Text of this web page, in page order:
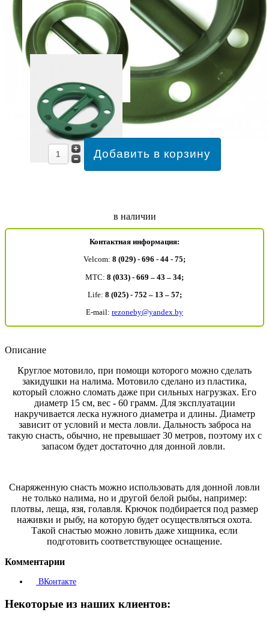
в наличии
Контактная информация:
Velcom: 8 (029) - 696 - 44 - 75;
MTC: 8 (033) - 669 – 43 – 34;
Life: 8 (025) - 752 – 13 – 57;
E-mail: rezoneby@yandex.by
Описание
Круглое мотовило, при помощи которого можно сделать
закидушки на налима. Мотовило сделано из пластика,
который сложно сломать даже при сильных нагрузках. Его
диаметр 15 см, вес - 60 грамм. Для эксплуатации
накручивается леска нужного диаметра и длины. Диаметр
зависит от условий и места ловли. Дальность заброса на
такую снасть, обычно, не превышает 30 метров, поэтому их с
запасом будет достаточно для донной ловли.
Снаряженную снасть можно использовать для донной ловли
не только налима, но и другой белой рыбы, например:
плотвы, леща, язя, голавля. Крючок подбирается под размер
наживки и рыбу, на которую будет осуществляться охота.
Такой снастью можно ловить даже хищника, если
подготовить соответствующее оснащение.
Комментарии
ВКонтакте
Некоторые из наших клиентов: